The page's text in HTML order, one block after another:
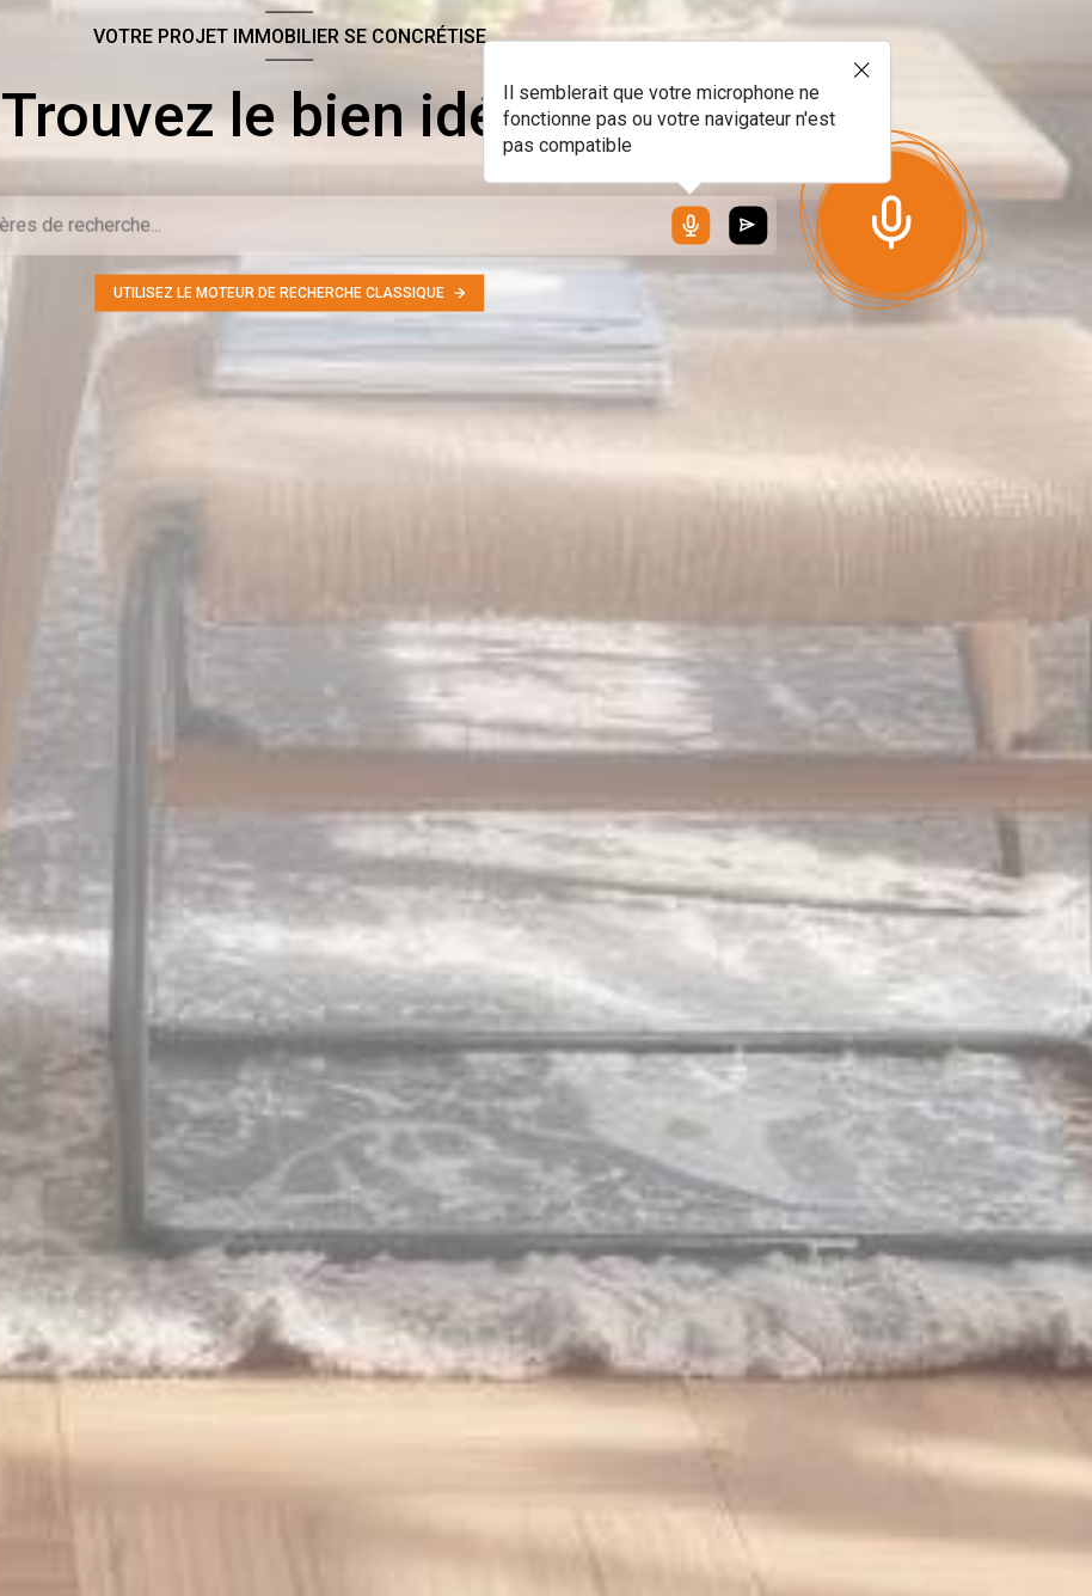
VOTRE PROJET IMMOBILIER SE CONCRÉTISE
Trouvez le bien idéal !Il semblerait que votre microphone ne
fonctionne pas ou votre navigateur n'est
pas compatible
UTILISEZ LE MOTEUR DE RECHERCHE CLASSIQUE